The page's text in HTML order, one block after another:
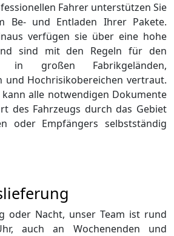
Fahrer unterstützen Sie
Be- und Entladen Ihrer Pakete.
verfügen sie über eine hohe
sind mit den Regeln für den
in großen Fabrikgeländen,
und Hochrisikobereichen vertraut.
kann alle notwendigen Dokumente
des Fahrzeugs durch das Gebiet
oder Empfängers selbstständig
oder Nacht, unser Team ist rund
auch an Wochenenden und